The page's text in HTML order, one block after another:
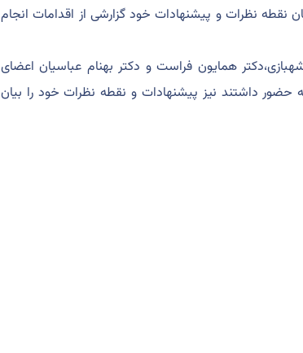
نقطه نظرات و پیشنهادات خود گزارشی از اقدامات انجام
شهبازی،دکتر همایون فراست و دکتر بهنام عباسیان اعضای
داشتند نیز پیشنهادات و نقطه نظرات خود را بیان